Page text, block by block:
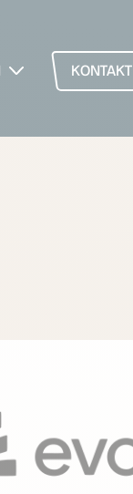
KONTAKT